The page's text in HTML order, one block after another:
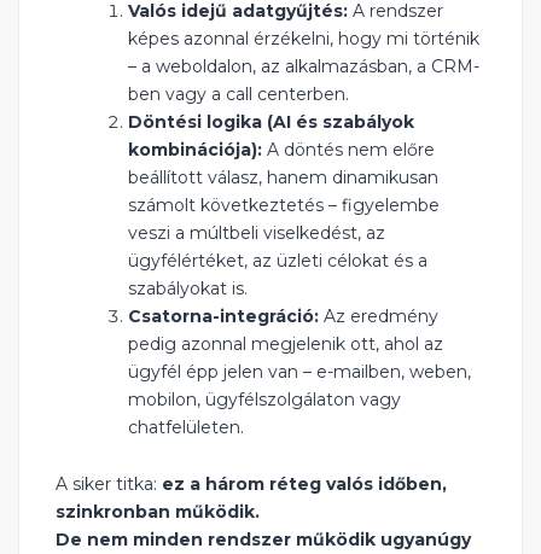
Valós idejű adatgyűjtés: A rendszer
képes azonnal érzékelni, hogy mi történik
– a weboldalon, az alkalmazásban, a CRM-
ben vagy a call centerben.
Döntési logika (AI és szabályok
kombinációja): A döntés nem előre
beállított válasz, hanem dinamikusan
számolt következtetés – figyelembe
veszi a múltbeli viselkedést, az
ügyfélértéket, az üzleti célokat és a
szabályokat is.
Csatorna-integráció: Az eredmény
pedig azonnal megjelenik ott, ahol az
ügyfél épp jelen van – e-mailben, weben,
mobilon, ügyfélszolgálaton vagy
chatfelületen.
A siker titka: ez a három réteg valós időben,
szinkronban működik.
De nem minden rendszer működik ugyanúgy